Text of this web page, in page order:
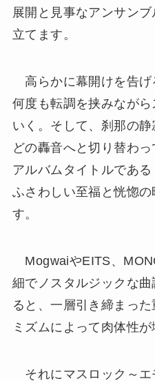
展開と見事なアンサン
立てます。
高らかに幕開けを告げ
何度も転調を挟みなが
いく。そして、刹那の
どの轟音へと切り替わっ
アルバムタイトルであ
ふさわしい至福と恍惚
す。
MogwaiやEITS、
細でノスタルジックな
ると、一層引き締まっ
ミズムによって肉体性が
それにマスロック～エ